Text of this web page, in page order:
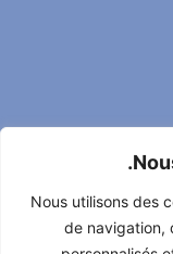
Nous utilisons des
de navigation,